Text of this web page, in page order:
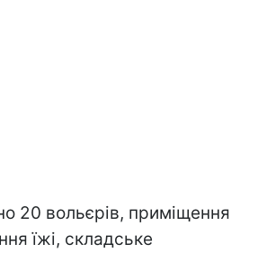
20 вольєрів, приміщення
їжі, складське